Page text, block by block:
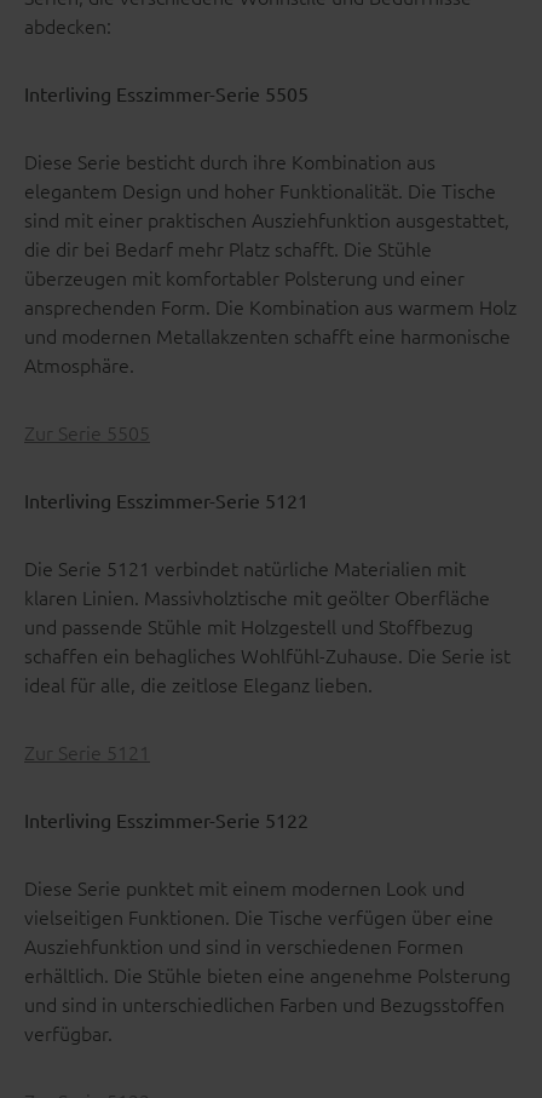
abdecken:
Interliving Esszimmer-Serie 5505
Diese Serie besticht durch ihre Kombination aus
elegantem Design und hoher Funktionalität. Die Tische
sind mit einer praktischen Ausziehfunktion ausgestattet,
die dir bei Bedarf mehr Platz schafft. Die Stühle
überzeugen mit komfortabler Polsterung und einer
ansprechenden Form. Die Kombination aus warmem Holz
und modernen Metallakzenten schafft eine harmonische
Atmosphäre.
Zur Serie 5505
Interliving Esszimmer-Serie 5121
Die Serie 5121 verbindet natürliche Materialien mit
klaren Linien. Massivholztische mit geölter Oberfläche
und passende Stühle mit Holzgestell und Stoffbezug
schaffen ein behagliches Wohlfühl-Zuhause. Die Serie ist
ideal für alle, die zeitlose Eleganz lieben.
Zur Serie 5121
Interliving Esszimmer-Serie 5122
Diese Serie punktet mit einem modernen Look und
vielseitigen Funktionen. Die Tische verfügen über eine
Ausziehfunktion und sind in verschiedenen Formen
erhältlich. Die Stühle bieten eine angenehme Polsterung
und sind in unterschiedlichen Farben und Bezugsstoffen
verfügbar.